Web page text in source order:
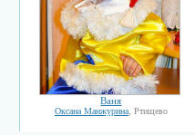
Ваня
Оксана Манжурина, Ртищево